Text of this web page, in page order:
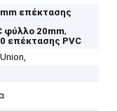
επέκτασης
φύλλο 20mm,
επέκτασης PVC